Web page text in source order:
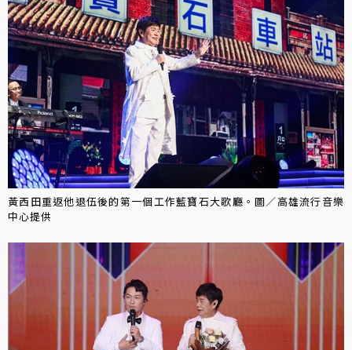
黃西田重返他退伍後的第一個工作藍寶石大歌廳。圖／高雄流行音樂
中心提供